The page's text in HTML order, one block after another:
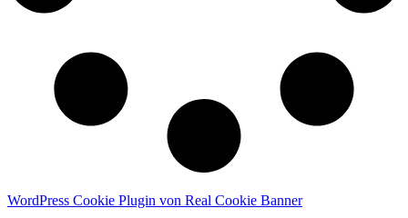
WordPress Cookie Plugin von Real Cookie Banner